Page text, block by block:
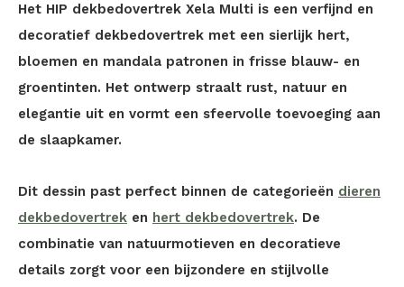
Het HIP dekbedovertrek Xela Multi is een verfijnd en
decoratief dekbedovertrek met een sierlijk hert,
bloemen en mandala patronen in frisse blauw- en
groentinten. Het ontwerp straalt rust, natuur en
elegantie uit en vormt een sfeervolle toevoeging aan
de slaapkamer.
Dit dessin past perfect binnen de categorieën dieren
dekbedovertrek en hert dekbedovertrek. De
combinatie van natuurmotieven en decoratieve
details zorgt voor een bijzondere en stijlvolle